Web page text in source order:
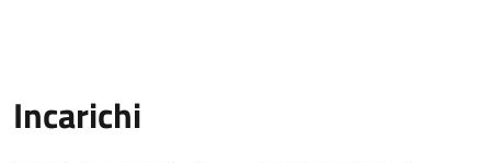
Incarichi